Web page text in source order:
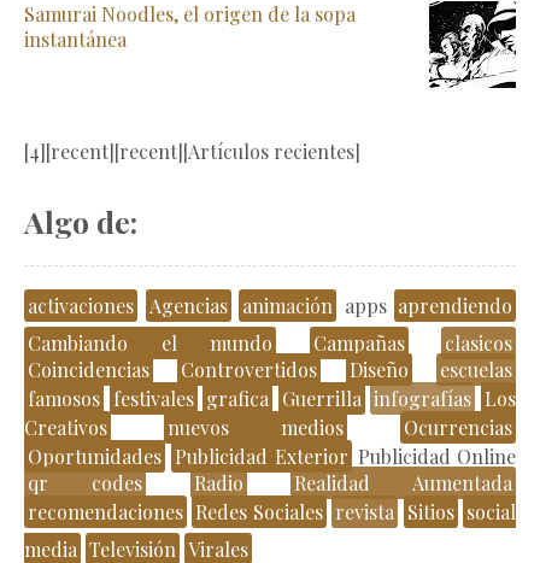
Samurai Noodles, el origen de la sopa
instantánea
[4][recent][recent][Artículos recientes]
Algo de:
activaciones Agencias animación apps aprendiendo
Cambiando el mundo
Campañas
clasicos
Coincidencias
Controvertidos Diseño
escuelas
famosos festivales grafica Guerrilla infografías Los
Creativos
nuevos medios
Ocurrencias
Oportunidades Publicidad Exterior Publicidad Online
qr codes
Radio
Realidad Aumentada
recomendaciones Redes Sociales revista Sitios social
media Televisión Virales